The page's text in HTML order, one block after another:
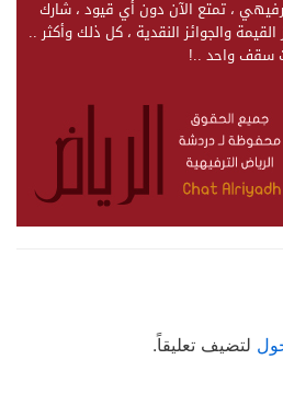
، تمتع الآن دون أي قيود ، شارك
والجوائز النقدية ، كل ذلك وأكثر ..
سقف واحد ..!
لتضيف تعليقاً.